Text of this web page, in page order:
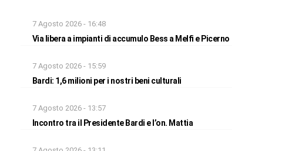
7 Agosto 2026 - 16:48
Via libera a impianti di accumulo Bess a Melfi e Picerno
7 Agosto 2026 - 15:59
Bardi: 1,6 milioni per i nostri beni culturali
7 Agosto 2026 - 13:57
Incontro tra il Presidente Bardi e l’on. Mattia